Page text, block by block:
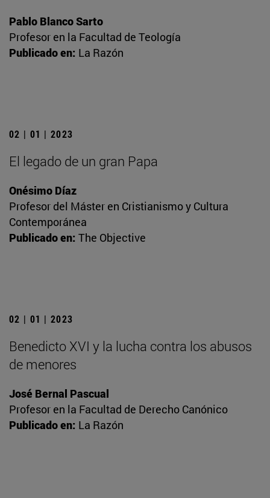
Pablo Blanco Sarto
Profesor en la Facultad de Teología
Publicado en: La Razón
02 | 01 | 2023
El legado de un gran Papa
Onésimo Díaz
Profesor del Máster en Cristianismo y Cultura
Contemporánea
Publicado en: The Objective
02 | 01 | 2023
Benedicto XVI y la lucha contra los abusos
de menores
José Bernal Pascual
Profesor en la Facultad de Derecho Canónico
Publicado en: La Razón